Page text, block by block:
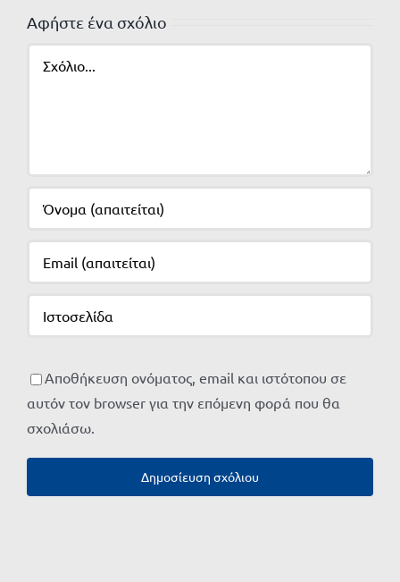
Αφήστε ένα σχόλιο
Αποθήκευση ονόματος, email και ιστότοπου σε
αυτόν τον browser για την επόμενη φορά που θα
σχολιάσω.